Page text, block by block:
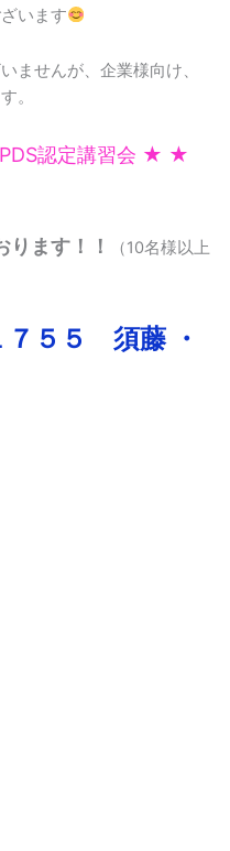
います
ませんが、企業様向け、
。
認定講習会 ★ ★
ます！！
（10名様以上
７５５ 須藤 ・